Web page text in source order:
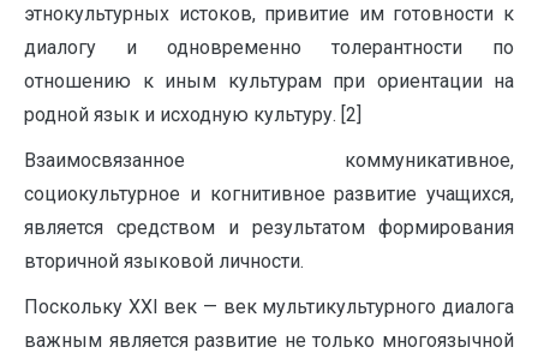
этнокультурных истоков, привитие им готовности к
диалогу и одновременно толерантности по
отношению к иным культурам при ориентации на
родной язык и исходную культуру. [2]
Взаимосвязанное коммуникативное,
социокультурное и когни­тивное развитие учащихся,
является средством и результатом фор­мирования
вторичной языковой личности.
Поскольку XXI век — век мультикультурного диалога
важным является развитие не только многоязычной